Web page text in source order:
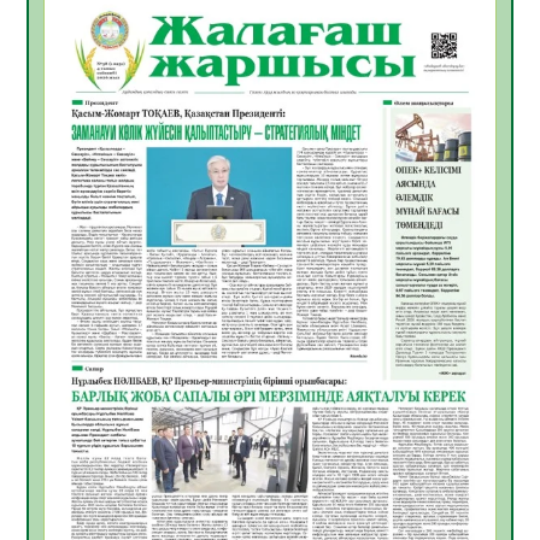
ҚЫЗЫЛОРДАДА «САНАЛЫ ҰРПАҚ –
ЖАРҚЫН БОЛАШАҚ» АТТЫ КЕҢЕЙТІЛГЕН
МӘЖІЛІС ӨТТІ
05.08.2026
33
Қазақстан Орталық Азиядағы көшуге ең
қолайлы ел атанды
05.08.2026
34
Өрт қауіпсіздігі талаптарын сақтау – әр
азаматтың міндеті
05.08.2026
34
Руслан Рүстемұлы облыс әкімінің
кеңесшісі болып тағайындалды
05.08.2026
32
Цифрландыру саласын дамыту аясында
салынатын жаңа орталықтың жобасы
талқыланды